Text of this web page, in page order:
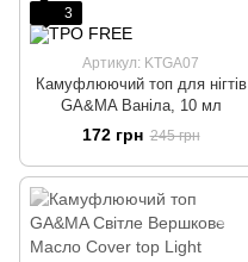
3
Артикул: KTGA07
Камуфлюючий топ для нігтів
GA&MA Ваніла, 10 мл
172 грн 245 грн